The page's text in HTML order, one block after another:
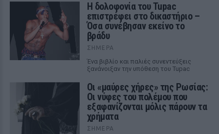
Η δολοφονία του Tupac
επιστρέφει στο δικαστήριο –
Όσα συνέβησαν εκείνο το
βράδυ
ΣΉΜΕΡΑ
Ένα βιβλίο και παλιές συνεντεύξεις
ξανάνοιξαν την υπόθεση του Tupac
Οι «μαύρες χήρες» της Ρωσίας:
Οι νύφες του πολέμου που
εξαφανίζονται μόλις πάρουν τα
χρήματα
ΣΉΜΕΡΑ